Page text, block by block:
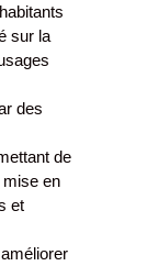
sur la
des
de
mise en
et